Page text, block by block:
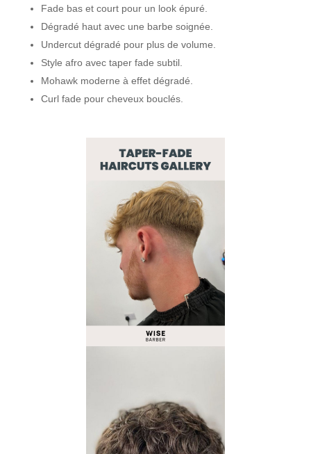
Fade bas et court pour un look épuré.
Dégradé haut avec une barbe soignée.
Undercut dégradé pour plus de volume.
Style afro avec taper fade subtil.
Mohawk moderne à effet dégradé.
Curl fade pour cheveux bouclés.